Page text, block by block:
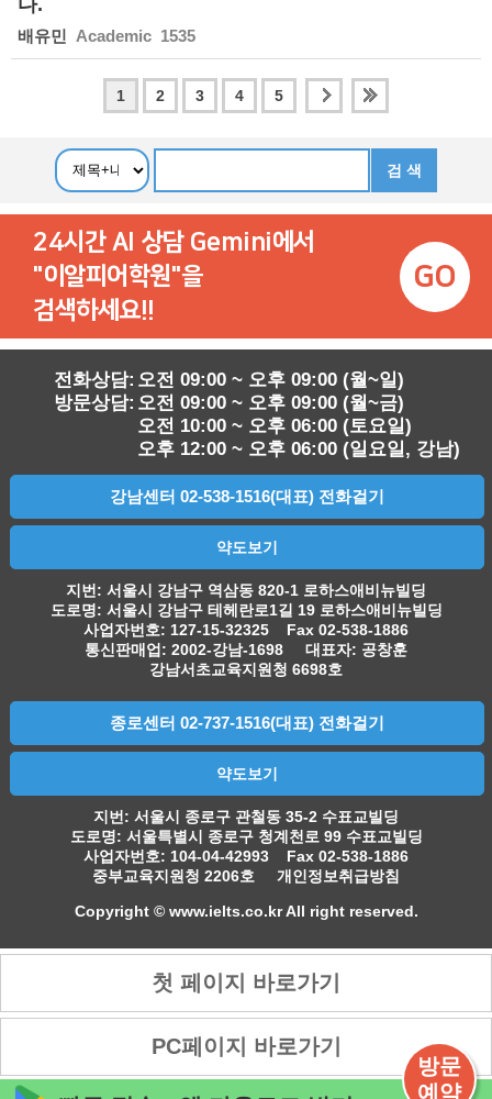
다.
배유민 Academic 1535
1 2 3 4 5
방문
예약
24시간 AI 상담 Gemini에서
"이알피어학원"을
검색하세요!!
GO
전화상담:
방문상담:
오전 09:00 ~ 오후 09:00 (월~일)
오전 09:00 ~ 오후 09:00 (월~금)
오전 10:00 ~ 오후 06:00 (토요일)
오후 12:00 ~ 오후 06:00 (일요일, 강남)
강남센터 02-538-1516(대표) 전화걸기
약도보기
지번: 서울시 강남구 역삼동 820-1 로하스애비뉴빌딩
도로명: 서울시 강남구 테헤란로1길 19 로하스애비뉴빌딩
사업자번호: 127-15-32325 Fax 02-538-1886
통신판매업: 2002-강남-1698 대표자: 공창훈
강남서초교육지원청 6698호
종로센터 02-737-1516(대표) 전화걸기
약도보기
지번: 서울시 종로구 관철동 35-2 수표교빌딩
도로명: 서울특별시 종로구 청계천로 99 수표교빌딩
사업자번호: 104-04-42993 Fax 02-538-1886
중부교육지원청 2206호 개인정보취급방침
Copyright © www.ielts.co.kr All right reserved.